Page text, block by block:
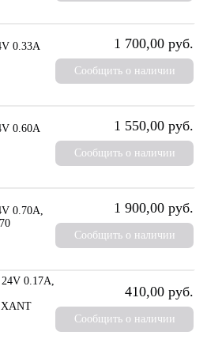
0.33A
1 700,00 руб.
Сообщить о наличии
0.60A
1 550,00 руб.
Сообщить о наличии
0.70A,
1 900,00 руб.
Сообщить о наличии
0.17A,
410,00 руб.
Сообщить о наличии